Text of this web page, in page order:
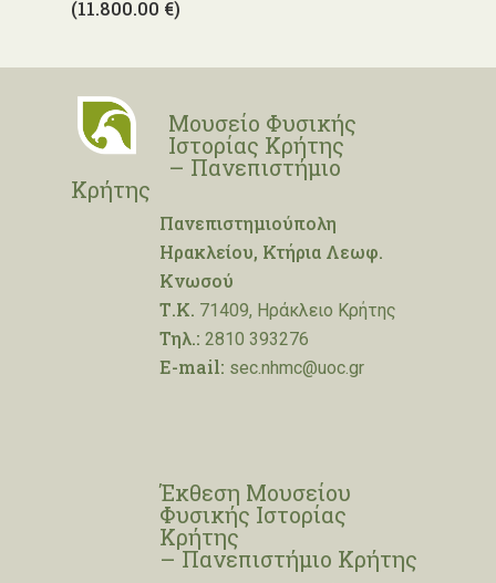
(11.800.00 €)
Μουσείο Φυσικής
Ιστορίας Κρήτης
– Πανεπιστήμιο
Κρήτης
Πανεπιστημιούπολη
Ηρακλείου, Κτήρια Λεωφ.
Κνωσού
Τ.Κ. 71409, Ηράκλειο Κρήτης
Τηλ.: 2810 393276
E-mail: sec.nhmc@uoc.gr
Έκθεση Μουσείου
Φυσικής Ιστορίας
Κρήτης
– Πανεπιστήμιο Κρήτης